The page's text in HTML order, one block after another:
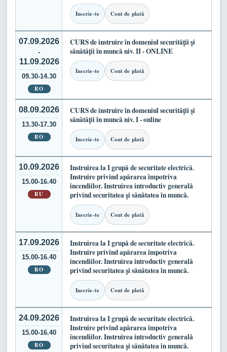
Inscrie-te Cont de plată
07.09.2026
-
11.09.2026
09.30-14.30
RO
CURS de instruire în domeniul securității și
sănătății în muncă niv. II - ONLINE
Inscrie-te Cont de plată
08.09.2026
13.30-17.30
RO
CURS de instruire în domeniul securității și
sănătății în muncă niv. I - online
Inscrie-te Cont de plată
10.09.2026
15.00-16.40
RU
Instruirea la I grupă de securitate electrică.
Instruire privind apărarea împotriva
incendiilor. Instruirea introductiv generală
privind securitatea și sănătatea în muncă.
Inscrie-te Cont de plată
17.09.2026
15.00-16.40
RO
Instruirea la I grupă de securitate electrică.
Instruire privind apărarea împotriva
incendiilor. Instruirea introductiv generală
privind securitatea și sănătatea în muncă.
Inscrie-te Cont de plată
24.09.2026
15.00-16.40
RO
Instruirea la I grupă de securitate electrică.
Instruire privind apărarea împotriva
incendiilor. Instruirea introductiv generală
privind securitatea și sănătatea în muncă.